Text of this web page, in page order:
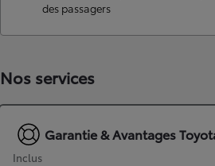
des passagers
Nos services
Garantie & Avantages
Inclus